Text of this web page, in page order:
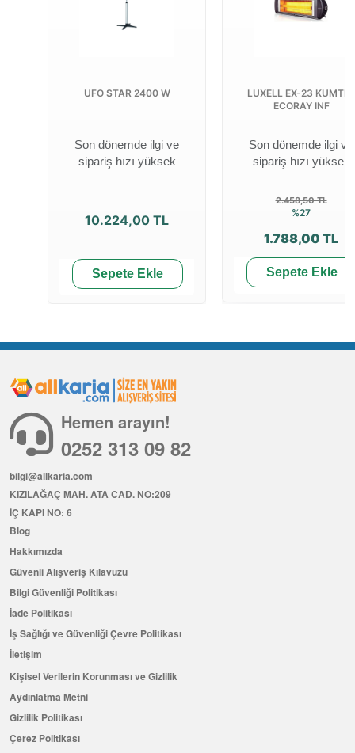
UFO STAR 2400 W
Son dönemde ilgi ve
sipariş hızı yüksek
10.224,00 TL
Sepete Ekle
LUXELL EX-23 KUMTEL
ECORAY INF
Son dönemde ilgi ve
sipariş hızı yüksek
2.458,50 TL
%27
1.788,00 TL
Sepete Ekle
Hemen arayın!
0252 313 09 82
bilgi@allkaria.com
KIZILAĞAÇ MAH. ATA CAD. NO:209
İÇ KAPI NO: 6
Blog
Hakkımızda
Güvenli Alışveriş Kılavuzu
Bilgi Güvenliği Politikası
İade Politikası
İş Sağlığı ve Güvenliği Çevre Politikası
İletişim
Kişisel Verilerin Korunması ve Gizlilik
Aydınlatma Metni
Gizlilik Politikası
Çerez Politikası